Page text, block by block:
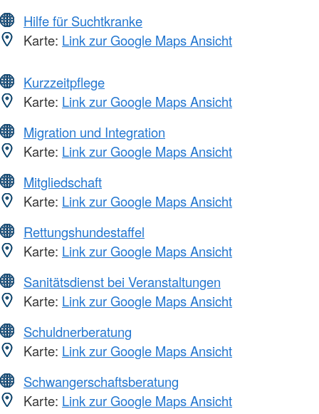
Hilfe für Suchtkranke
Karte: Link zur Google Maps Ansicht
Kurzzeitpflege
Karte: Link zur Google Maps Ansicht
Migration und Integration
Karte: Link zur Google Maps Ansicht
Mitgliedschaft
Karte: Link zur Google Maps Ansicht
Rettungshundestaffel
Karte: Link zur Google Maps Ansicht
Sanitätsdienst bei Veranstaltungen
Karte: Link zur Google Maps Ansicht
Schuldnerberatung
Karte: Link zur Google Maps Ansicht
Schwangerschaftsberatung
Karte: Link zur Google Maps Ansicht